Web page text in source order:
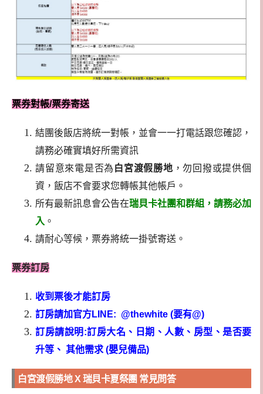
票券對帳/票券寄送
結團後飯店將統一對帳，並會一一打電話跟您確認，
請務必確實填好所需資訊
請留意來電是否為 白宮渡假勝地 ，勿回撥或提供個
資，飯店不會要求您轉帳其他帳戶。
所有最新訊息會公告在瑞貝卡社團和群組，請務必加
入 。
請耐心等候，票券將統一掛號寄送。
票券訂房
收到票後才能訂房
訂房請加官方LINE: @thewhite (要有@)
訂房請說明:訂房大名、日期、人數、房型、是否要
升等、 其他需求 (嬰兒備品)
白宮渡假勝地 X 瑞貝卡夏祭團 常見問答